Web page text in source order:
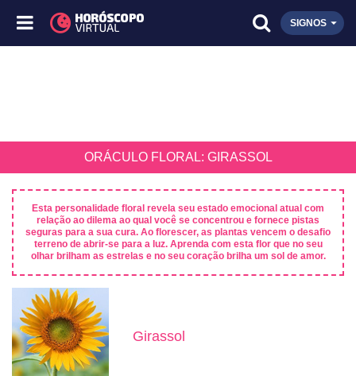
SIGNOS
ORÁCULO FLORAL: GIRASSOL
Esta personalidade floral revela seu estado emocional atual com
relação ao dilema ao qual você se concentrou e fornece pistas
seguras para a sua cura. Ao florescer, as plantas vencem o desafio
terreno de abrir-se para a luz. Aprenda com esta flor que no seu
olhar brilham as estrelas e no seu coração brilha um sol de amor.
Girassol